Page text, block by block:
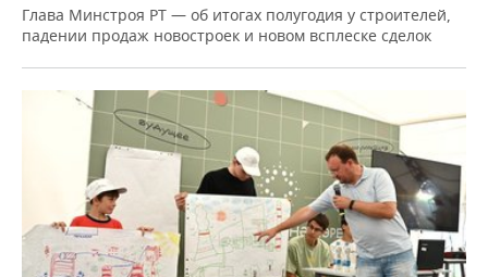
Глава Минстроя РТ — об итогах полугодия у строителей,
падении продаж новостроек и новом всплеске сделок